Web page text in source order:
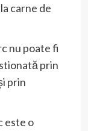
carne de
nu poate fi
prin
prin
este o